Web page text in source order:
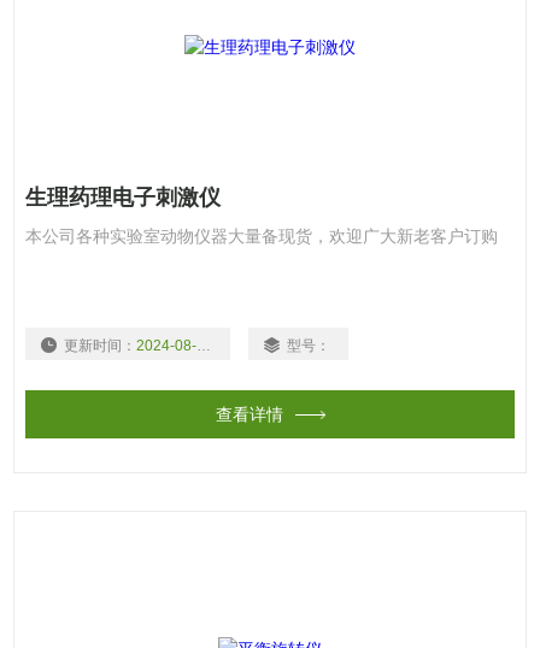
生理药理电子刺激仪
本公司各种实验室动物仪器大量备现货，欢迎广大新老客户订购
更新时间： 2024-08-03 型号：
查看详情